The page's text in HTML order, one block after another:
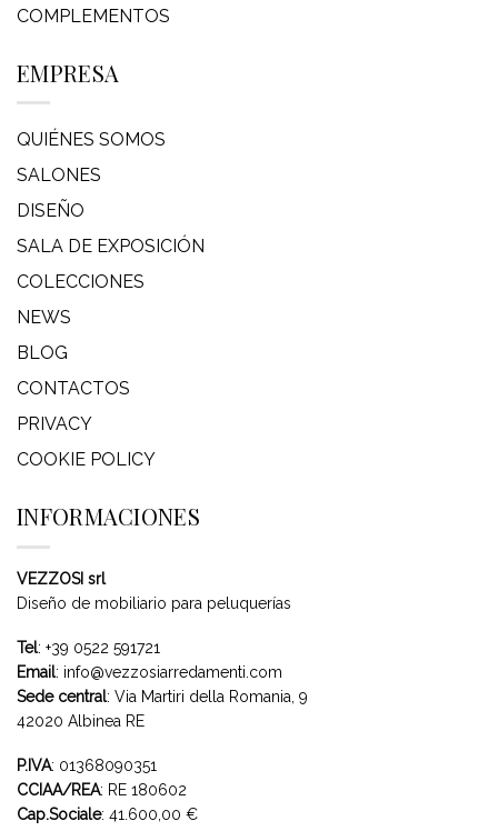
COMPLEMENTOS
EMPRESA
QUIÉNES SOMOS
SALONES
DISEÑO
SALA DE EXPOSICIÓN
COLECCIONES
NEWS
BLOG
CONTACTOS
PRIVACY
COOKIE POLICY
INFORMACIONES
VEZZOSI srl
Diseño de mobiliario para peluquerías
Tel: +39 0522 591721
Email: info@vezzosiarredamenti.com
Sede central: Via Martiri della Romania, 9
42020 Albinea RE
P.IVA: 01368090351
CCIAA/REA: RE 180602
Cap.Sociale: 41.600,00 €